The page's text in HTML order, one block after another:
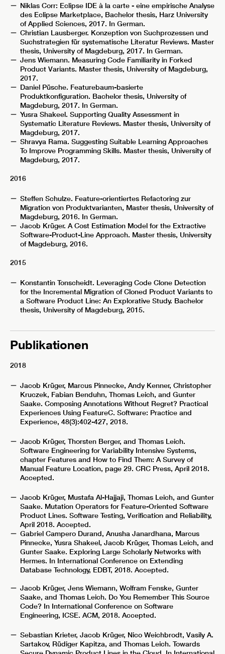
Niklas Corr: Eclipse IDE à la carte - eine empirische Analyse
des Eclipse Marketplace, Bachelor thesis, Harz University
of Applied Sciences, 2017. In German.
Christian Lausberger. Konzeption von Suchprozessen und
Suchstrategien für systematische Literatur Reviews. Master
thesis, University of Magdeburg, 2017. In German.
Jens Wiemann. Measuring Code Familiarity in Forked
Product Variants. Master thesis, University of Magdeburg,
2017.
Daniel Püsche. Featurebaum-basierte
Produktkonfiguration. Bachelor thesis, University of
Magdeburg, 2017. In German.
Yusra Shakeel. Supporting Quality Assessment in
Systematic Literature Reviews. Master thesis, University of
Magdeburg, 2017.
Shravya Rama. Suggesting Suitable Learning Approaches
To Improve Programming Skills. Master thesis, University of
Magdeburg, 2017.
2016
Steffen Schulze. Feature-orientiertes Refactoring zur
Migration von Produktvarianten, Master thesis, University of
Magdeburg, 2016. In German.
Jacob Krüger. A Cost Estimation Model for the Extractive
Software-Product-Line Approach. Master thesis, University
of Magdeburg, 2016.
2015
Konstantin Tonscheidt. Leveraging Code Clone Detection
for the Incremental Migration of Cloned Product Variants to
a Software Product Line: An Explorative Study. Bachelor
thesis, University of Magdeburg, 2015.
Publikationen
2018
Jacob Krüger, Marcus Pinnecke, Andy Kenner, Christopher
Kruczek, Fabian Benduhn, Thomas Leich, and Gunter
Saake. Composing Annotations Without Regret? Practical
Experiences Using FeatureC. Software: Practice and
Experience, 48(3):402-427, 2018.
Jacob Krüger, Thorsten Berger, and Thomas Leich.
Software Engineering for Variability Intensive Systems,
chapter Features and How to Find Them: A Survey of
Manual Feature Location, page 29. CRC Press, April 2018.
Accepted.
Jacob Krüger, Mustafa Al-Hajjaji, Thomas Leich, and Gunter
Saake. Mutation Operators for Feature-Oriented Software
Product Lines. Software Testing, Verification and Reliability,
April 2018. Accepted.
Gabriel Campero Durand, Anusha Janardhana, Marcus
Pinnecke, Yusra Shakeel, Jacob Krüger, Thomas Leich, and
Gunter Saake. Exploring Large Scholarly Networks with
Hermes. In International Conference on Extending
Database Technology, EDBT, 2018. Accepted.
Jacob Krüger, Jens Wiemann, Wolfram Fenske, Gunter
Saake, and Thomas Leich. Do You Remember This Source
Code? In International Conference on Software
Engineering, ICSE. ACM, 2018. Accepted.
Sebastian Krieter, Jacob Krüger, Nico Weichbrodt, Vasily A.
Sartakov, Rüdiger Kapitza, and Thomas Leich. Towards